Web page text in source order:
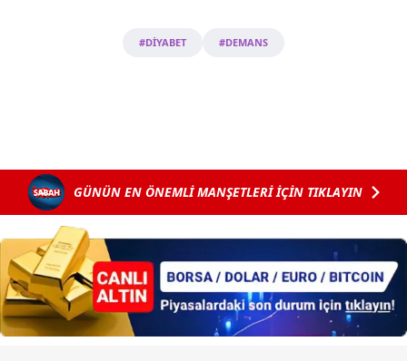
almak için lütfen
tıklayınız
#DİYABET #DEMANS
GÜNÜN EN ÖNEMLİ MANŞETLERİ İÇİN TIKLAYIN